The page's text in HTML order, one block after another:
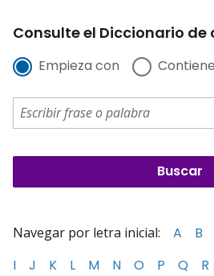
Consulte el Diccionario de
Empieza con Contiene
Navegar por letra inicial: A B
I
J K L M N O P Q R